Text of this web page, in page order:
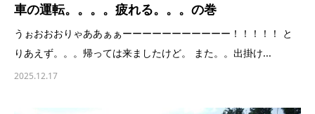
車の運転。。。。疲れる。。。の巻
うぉおおおりゃああぁぁーーーーーーーーーーー！！！！！ と
りあえず。。。帰っては来ましたけど。 また。。出掛け...
2025.12.17